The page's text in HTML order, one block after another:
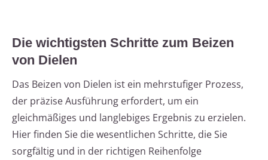
Die wichtigsten Schritte zum Beizen
von Dielen
Das Beizen von Dielen ist ein mehrstufiger Prozess,
der präzise Ausführung erfordert, um ein
gleichmäßiges und langlebiges Ergebnis zu erzielen.
Hier finden Sie die wesentlichen Schritte, die Sie
sorgfältig und in der richtigen Reihenfolge